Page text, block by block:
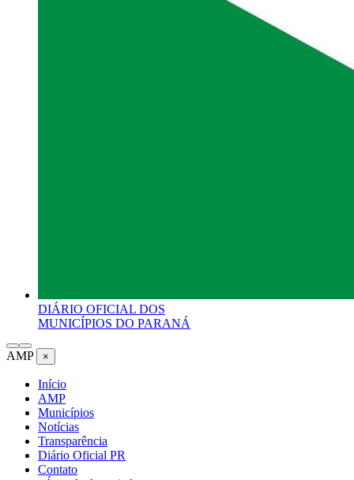
DIÁRIO OFICIAL DOS
MUNICÍPIOS DO PARANÁ
AMP ×
Início
AMP
Municípios
Notícias
Transparência
Diário Oficial PR
Contato